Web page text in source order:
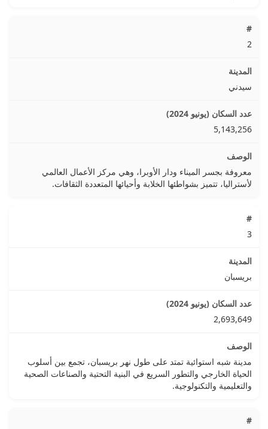
2
سيدني
5,143,256
معروفة بجسر الميناء ودار الأوبرا، وهي مركز الأعمال العالمي
لأستراليا، تتميز بشواطئها الخلابة وأحيائها المتعددة الثقافات.
3
بريسبان
2,693,649
مدينة شبه استوائية تمتد على طول نهر بريسبان، تجمع بين أسلوب
الحياة الخارجي والتطور السريع في البنية التحتية والصناعات الصحية
والتعليمية والتكنولوجية.